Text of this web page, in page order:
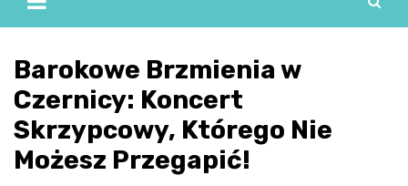
Barokowe Brzmienia w
Czernicy: Koncert
Skrzypcowy, Którego Nie
Możesz Przegapić!